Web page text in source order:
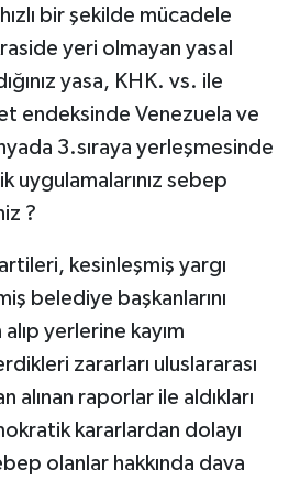
bir şekilde mücadele
yeri olmayan yasal
yasa, KHK. vs. ile
endeksinde Venezuela ve
3.sıraya yerleşmesinde
uygulamalarınız sebep
?
kesinleşmiş yargı
belediye başkanlarını
yerlerine kayım
zararları uluslararası
alınan raporlar ile aldıkları
kararlardan dolayı
olanlar hakkında dava